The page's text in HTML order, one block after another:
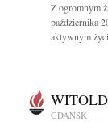
Z ogromnym
października
aktywnym
GDAŃSK